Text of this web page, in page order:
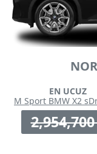
EN UCUZ
M Sport BMW X2